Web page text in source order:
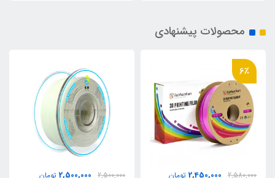
محصولات پیشنهادی
6٪
2,580,000
2,450,000 تومان 2,500,000
2,500,000 تومان